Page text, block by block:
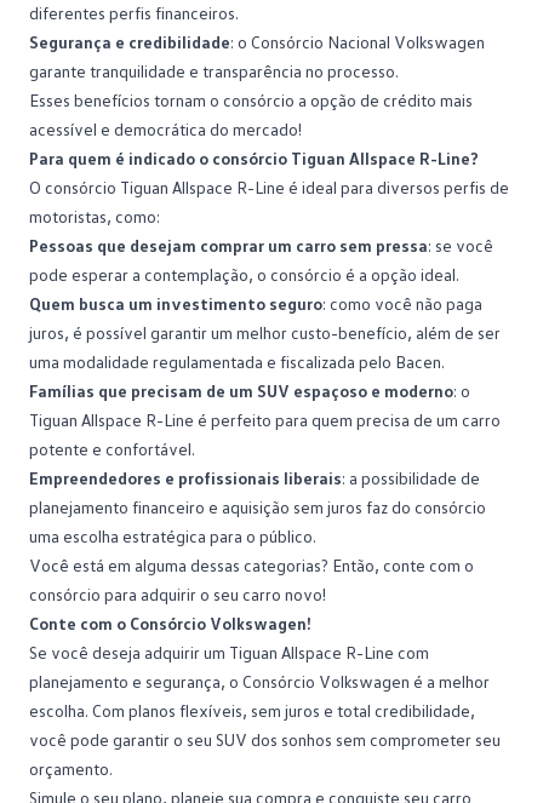
diferentes perfis financeiros.
Segurança e credibilidade: o Consórcio Nacional Volkswagen
garante tranquilidade e transparência no processo.
Esses benefícios tornam o consórcio a opção de crédito mais
acessível e democrática do mercado!
Para quem é indicado o consórcio Tiguan Allspace R-Line?
O consórcio Tiguan Allspace R-Line é ideal para diversos perfis de
motoristas, como:
Pessoas que desejam comprar um carro sem pressa: se você
pode esperar a contemplação, o consórcio é a opção ideal.
Quem busca um investimento seguro: como você não paga
juros, é possível garantir um melhor custo-benefício, além de ser
uma modalidade regulamentada e fiscalizada pelo Bacen.
Famílias que precisam de um SUV espaçoso e moderno: o
Tiguan Allspace R-Line é perfeito para quem precisa de um carro
potente e confortável.
Empreendedores e profissionais liberais: a possibilidade de
planejamento financeiro e aquisição sem juros faz do consórcio
uma escolha estratégica para o público.
Você está em alguma dessas categorias? Então, conte com o
consórcio para adquirir o seu carro novo!
Conte com o Consórcio Volkswagen!
Se você deseja adquirir um Tiguan Allspace R-Line com
planejamento e segurança, o Consórcio Volkswagen é a melhor
escolha. Com planos flexíveis, sem juros e total credibilidade,
você pode garantir o seu SUV dos sonhos sem comprometer seu
orçamento.
Simule o seu plano, planeje sua compra e conquiste seu carro